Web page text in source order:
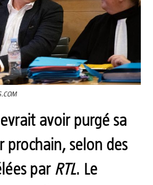
avoir purgé sa
prochain, selon des
par RTL. Le